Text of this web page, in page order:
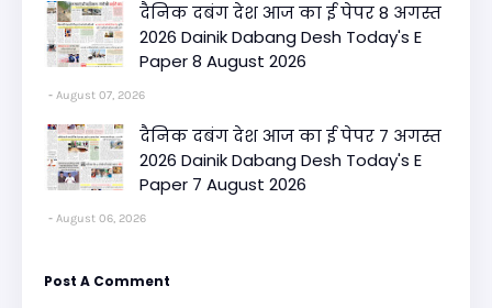
दैनिक दबंग देश आज का ई पेपर 8 अगस्त
2026 Dainik Dabang Desh Today's E
Paper 8 August 2026
August 07, 2026
दैनिक दबंग देश आज का ई पेपर 7 अगस्त
2026 Dainik Dabang Desh Today's E
Paper 7 August 2026
August 06, 2026
Post A Comment